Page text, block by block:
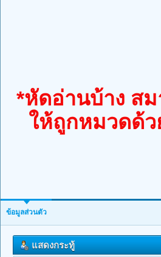
*หัดอ่านบ้าง ส
ให้ถูกหมวดด้ว
ข้อมูลส่วนตัว
แสดงกระทู้